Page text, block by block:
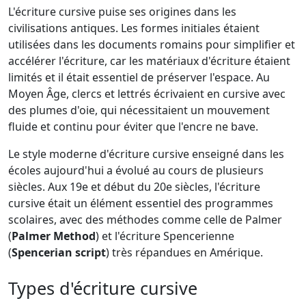
L'écriture cursive puise ses origines dans les
civilisations antiques. Les formes initiales étaient
utilisées dans les documents romains pour simplifier et
accélérer l'écriture, car les matériaux d'écriture étaient
limités et il était essentiel de préserver l'espace. Au
Moyen Âge, clercs et lettrés écrivaient en cursive avec
des plumes d'oie, qui nécessitaient un mouvement
fluide et continu pour éviter que l'encre ne bave.
Le style moderne d'écriture cursive enseigné dans les
écoles aujourd'hui a évolué au cours de plusieurs
siècles. Aux 19e et début du 20e siècles, l'écriture
cursive était un élément essentiel des programmes
scolaires, avec des méthodes comme celle de Palmer
(Palmer Method) et l'écriture Spencerienne
(Spencerian script) très répandues en Amérique.
Types d'écriture cursive